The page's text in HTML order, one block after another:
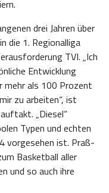
drei Jahren über
die 1. Regionalliga
TVI. „Ich
Entwicklung
mehr als 100 Prozent
zu arbeiten“, ist
„Diesel“
Typen und echten
vorgesehen ist. Praß-
Basketball aller
und so auch ihre